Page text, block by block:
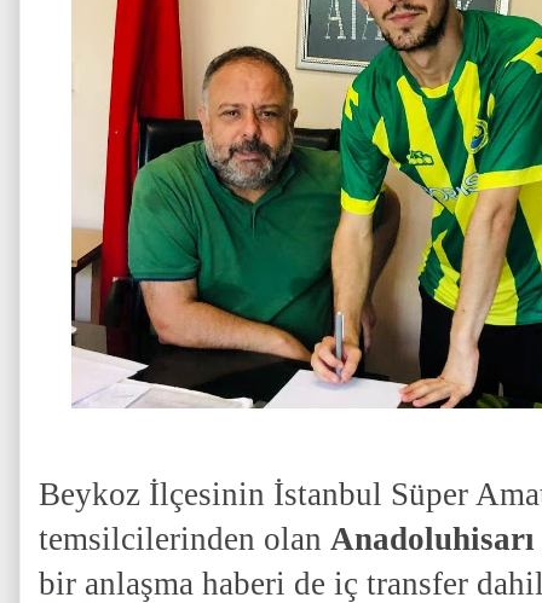
Beykoz İlçesinin İstanbul Süper
temsilcilerinden olan
bir anlaşma haberi de iç transfer